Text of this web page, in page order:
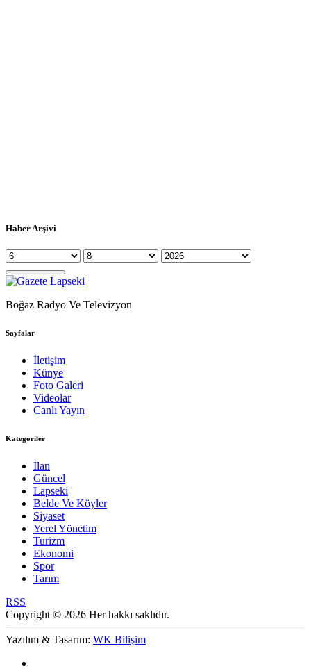
Haber Arşivi
Boğaz Radyo Ve Televizyon
Sayfalar
İletişim
Künye
Foto Galeri
Videolar
Canlı Yayın
Kategoriler
İlan
Güncel
Lapseki
Belde Ve Köyler
Siyaset
Yerel Yönetim
Turizm
Ekonomi
Spor
Tarım
RSS
Copyright © 2026 Her hakkı saklıdır.
Yazılım & Tasarım: WK Bilişim